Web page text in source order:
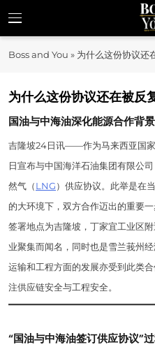
to
content
Boss and You » 为什么这份协议还
为什么这份协议还在被反
国油与中海油深化能源合作背
吉隆坡24日讯——作为马来西亚国
日宣布与中国海洋石油集团有限公
然气（LNG）供应协议。此举是在
的大环境下，双方合作迈出的重要
签署地点为吉隆坡，丁家宜工业区
业聚集而闻名，同时也是雪兰莪州
运输和工程方面的发展亦受到此类
注供应链安全与工程安全。
“国油与中海油签订供应协议”